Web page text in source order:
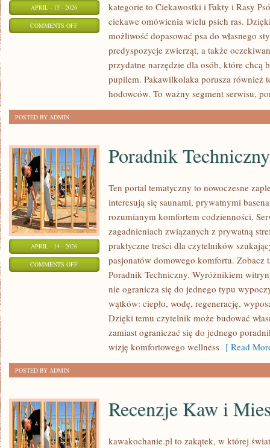
APRIL - 15 - 2026
COMMENTS OFFON
AKTYWNOŚCI
kategorie to Ciekawostki i Fakty i Rasy
ciekawe omówienia wielu psich ras.
możliwość dopasować psa do własnego
predyspozycje zwierząt, a także
przydatne narzędzie dla osób, które chcą
pupilem. Pakawilkolaka porusza również
hodowców. To ważny segment serwisu,
POSTED BY ADMIN
APRIL - 14 - 2026
COMMENTS OFFON
TECHNICZNY
Poradnik Techniczny
Ten portal tematyczny to nowoczesne
interesują się saunami, prywatnymi
rozumianym komfortem codzienności.
zagadnieniach związanych z prywatną
praktyczne treści dla czytelników
pasjonatów domowego komfortu. Zobacz
Poradnik Techniczny. Wyróżnikiem
nie ogranicza się do jednego typu
wątków: ciepło, wodę, regenerację,
Dzięki temu czytelnik może budować
zamiast ograniczać się do jednego
wizję komfortowego wellness [ Read
POSTED BY ADMIN
Recenzje Kaw i
kawakochanie.pl to zakątek, w której